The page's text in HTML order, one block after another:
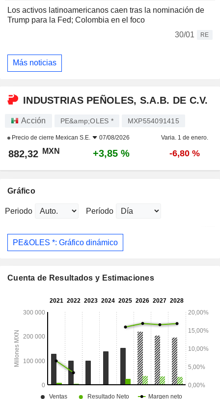
Los activos latinoamericanos caen tras la nominación de
Trump para la Fed; Colombia en el foco
30/01
RE
Más noticias
INDUSTRIAS PEÑOLES, S.A.B. DE C.V.
Acción PE&amp;OLES * MXP554091415
Precio de cierre Mexican S.E. 07/08/2026 Varia. 1 de enero.
882,32 MXN +3,85 % -6,80 %
Gráfico
Periodo Período
PE&OLES *: Gráfico dinámico
Cuenta de Resultados y Estimaciones